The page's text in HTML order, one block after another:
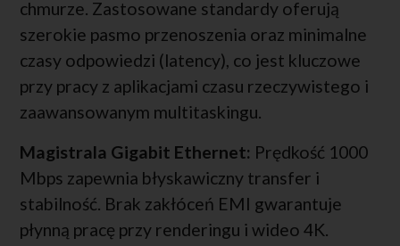
chmurze. Zastosowane standardy oferują
szerokie pasmo przenoszenia oraz minimalne
czasy odpowiedzi (latency), co jest kluczowe
przy pracy z aplikacjami czasu rzeczywistego i
zaawansowanym multitaskingu.
Magistrala Gigabit Ethernet: Prędkość 1000
Mbps zapewnia błyskawiczny transfer i
stabilność. Brak zakłóceń EMI gwarantuje
płynną pracę przy renderingu i wideo 4K.